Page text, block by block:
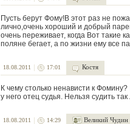
Пусть берут Фому!В этот раз не
лично,очень хороший и добрый
очень переживает, когда Вот такие
поляне бегает, а по жизни ему все
18.08.2011 17:01 Костя
К чему столько ненависти к
у него отец судья. Нельзя судить
18.08.2011 14:29 Великий Чудин